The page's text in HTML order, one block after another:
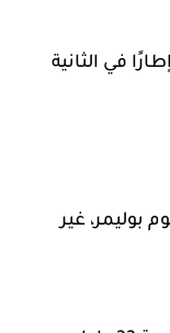
بوليمر، غير